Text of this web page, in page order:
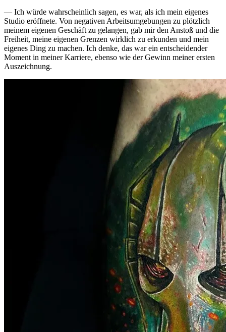
— Ich würde wahrscheinlich sagen, es war, als ich mein eigenes
Studio eröffnete. Von negativen Arbeitsumgebungen zu plötzlich
meinem eigenen Geschäft zu gelangen, gab mir den Anstoß und die
Freiheit, meine eigenen Grenzen wirklich zu erkunden und mein
eigenes Ding zu machen. Ich denke, das war ein entscheidender
Moment in meiner Karriere, ebenso wie der Gewinn meiner ersten
Auszeichnung.